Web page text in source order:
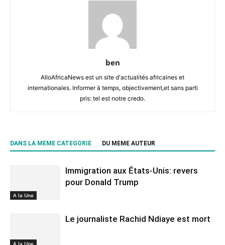
ben
AlloAfricaNews est un site d'actualités africaines et
internationales. Informer à temps, objectivement,et sans parti
pris: tel est notre credo.
DANS LA MEME CATEGORIE DU MEME AUTEUR
A la Une
Immigration aux États-Unis: revers
pour Donald Trump
A la Une
Le journaliste Rachid Ndiaye est mort